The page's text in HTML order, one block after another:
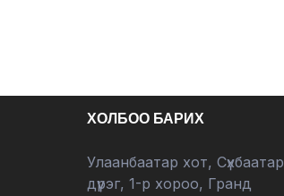
ХОЛБОО БАРИХ
Улаанбаатар хот, Сүхбаатар
дүүрэг, 1-р хороо, Гранд